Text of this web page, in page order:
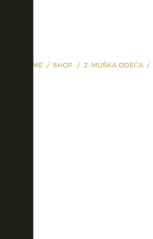
HOME SHOP 2. MUŠKA ODEĆA